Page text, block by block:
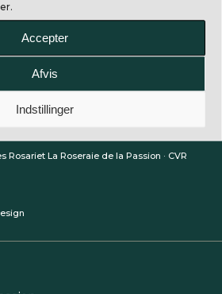
Accepter
Afvis
Indstillinger
Rosariet La Roseraie de la Passion · CVR